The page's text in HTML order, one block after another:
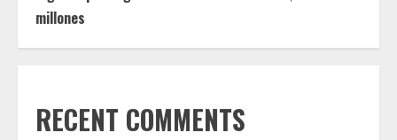
millones
RECENT COMMENTS